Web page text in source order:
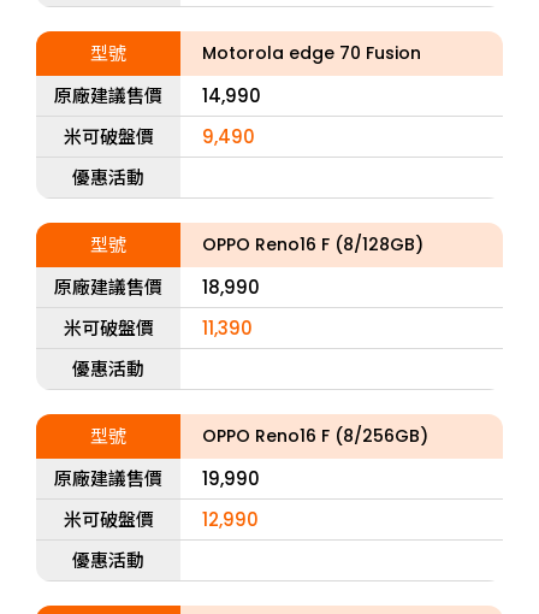
型號 Motorola edge 70 Fusion
原廠建議售價
14,990
米可破盤價
9,490
優惠活動
型號 OPPO Reno16 F (8/128GB)
原廠建議售價
18,990
米可破盤價
11,390
優惠活動
型號 OPPO Reno16 F (8/256GB)
原廠建議售價
19,990
米可破盤價
12,990
優惠活動